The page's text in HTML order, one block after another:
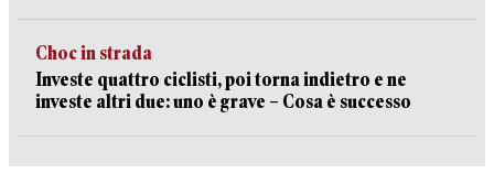
Choc in strada
Investe quattro ciclisti, poi torna indietro e ne
investe altri due: uno è grave – Cosa è successo